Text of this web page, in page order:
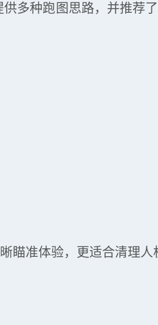
多种跑图思路，并推荐
瞄准体验，更适合清理人